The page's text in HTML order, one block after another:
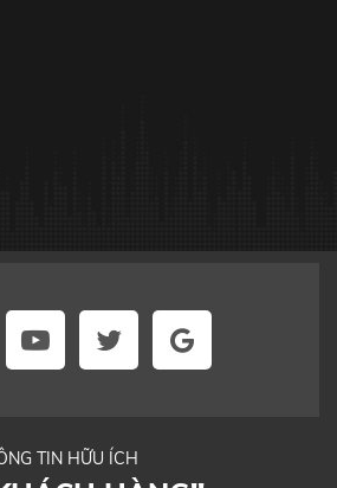
TIN HỮU ÍCH